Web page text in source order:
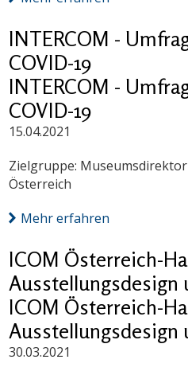
INTERCOM -
COVID-19
INTERCOM -
COVID-19
15.04.2021
Zielgruppe:
Österreich
Mehr erfahren
ICOM Österreich-
Ausstellungsdesign
ICOM Österreich-
Ausstellungsdesign
30.03.2021